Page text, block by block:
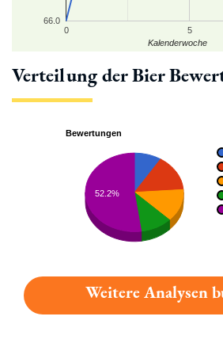
0 5
66.0
Kalenderwoche
Verteilung der Bier
Bewertungen
52.2%
Weitere Analysen